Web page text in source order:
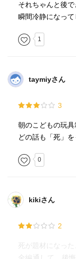
それちゃんと後
瞬間冷静になっ
1
taymiyさん
3
朝のこどもの玩具
どの話も「死」
0
kikiさん
2
死が題材になっ